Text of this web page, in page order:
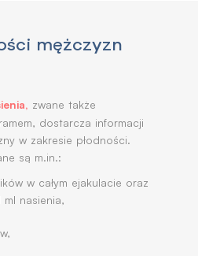
mężczyzn
zwane także
dostarcza informacji
w zakresie płodności.
są m.in.:
w całym ejakulacie oraz
nasienia,